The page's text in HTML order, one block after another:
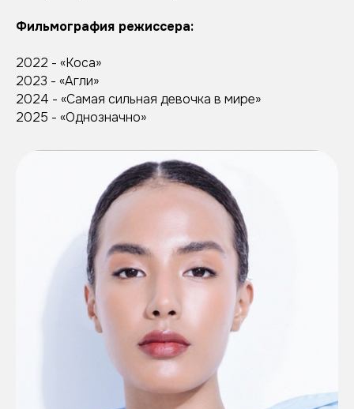
Фильмография режиссера:
2022 - «Коса»
2023 - «Агли»
2024 - «Самая сильная девочка в мире»
2025 - «Однозначно»